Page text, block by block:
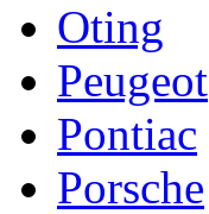
Oting
Peugeot
Pontiac
Porsche